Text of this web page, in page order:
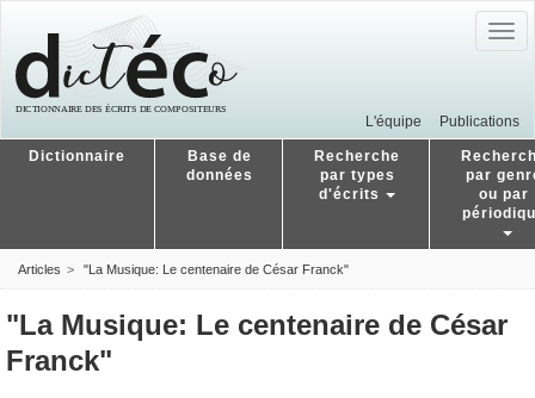
L'équipe Publications
Dictionnaire
Base de
données
Recherche
par types
d'écrits
par
ou par
Articles "La Musique: Le centenaire de César Franck"
"La Musique: Le centenaire de César
Franck"